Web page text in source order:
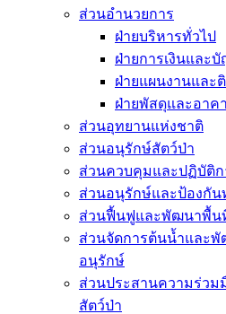
ส่วนอำนวยการ
ฝ่ายบริหารทั่วไป
ฝ่ายการเงินและ
ฝ่ายแผนงานและ
ฝ่ายพัสดุและอาค
ส่วนอุทยานแห่งชาติ
ส่วนอนุรักษ์สัตว์ป่า
ส่วนควบคุมและปฏิบัติก
ส่วนอนุรักษ์และป้องกัน
ส่วนฟื้นฟูและพัฒนาพื้น
ส่วนจัดการต้นน้ำและ
อนุรักษ์
ส่วนประสานความร่วม
สัตว์ป่า